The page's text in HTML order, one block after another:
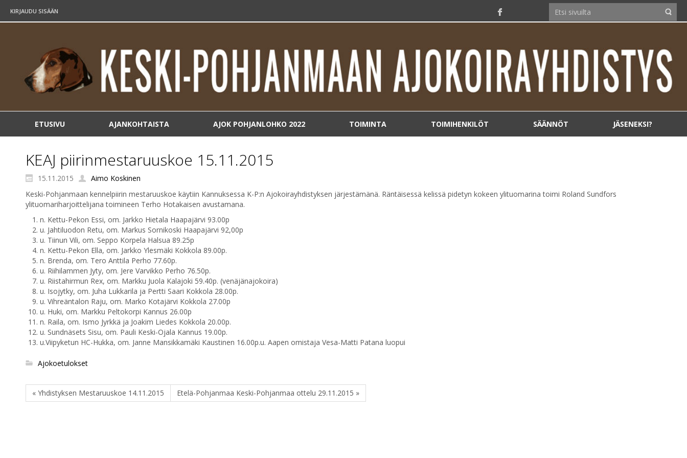
KIRJAUDU SISÄÄN
ETUSIVU AJANKOHTAISTA AJOK POHJANLOHKO 2022 TOIMINTA TOIMIHENKILÖT SÄÄNNÖT JÄSENEKSI?
KEAJ piirinmestaruuskoe 15.11.2015
15.11.2015
Aimo Koskinen
Keski-Pohjanmaan kennelpiirin mestaruuskoe käytiin Kannuksessa K-P:n Ajokoirayhdistyksen järjestämänä. Räntäisessä kelissä pidetyn kokeen ylituomarina toimi Roland Sundfors
ylituomariharjoittelijana toimineen Terho Hotakaisen avustamana.
n. Kettu-Pekon Essi, om. Jarkko Hietala Haapajärvi 93.00p
u. Jahtiluodon Retu, om. Markus Sornikoski Haapajärvi 92,00p
u. Tiinun Vili, om. Seppo Korpela Halsua 89.25p
n. Kettu-Pekon Ella, om. Jarkko Ylesmäki Kokkola 89.00p.
n. Brenda, om. Tero Anttila Perho 77.60p.
u. Riihilammen Jyty, om. Jere Varvikko Perho 76.50p.
u. Riistahirmun Rex, om. Markku Juola Kalajoki 59.40p. (venäjänajokoira)
u. Isojytky, om. Juha Lukkarila ja Pertti Saari Kokkola 28.00p.
u. Vihreäntalon Raju, om. Marko Kotajärvi Kokkola 27.00p
u. Huki, om. Markku Peltokorpi Kannus 26.00p
n. Raila, om. Ismo Jyrkkä ja Joakim Liedes Kokkola 20.00p.
u. Sundnäsets Sisu, om. Pauli Keski-Ojala Kannus 19.00p.
u.Viipyketun HC-Hukka, om. Janne Mansikkamäki Kaustinen 16.00p.u. Aapen omistaja Vesa-Matti Patana luopui
Ajokoetulokset
« Yhdistyksen Mestaruuskoe 14.11.2015 Etelä-Pohjanmaa Keski-Pohjanmaa ottelu 29.11.2015 »